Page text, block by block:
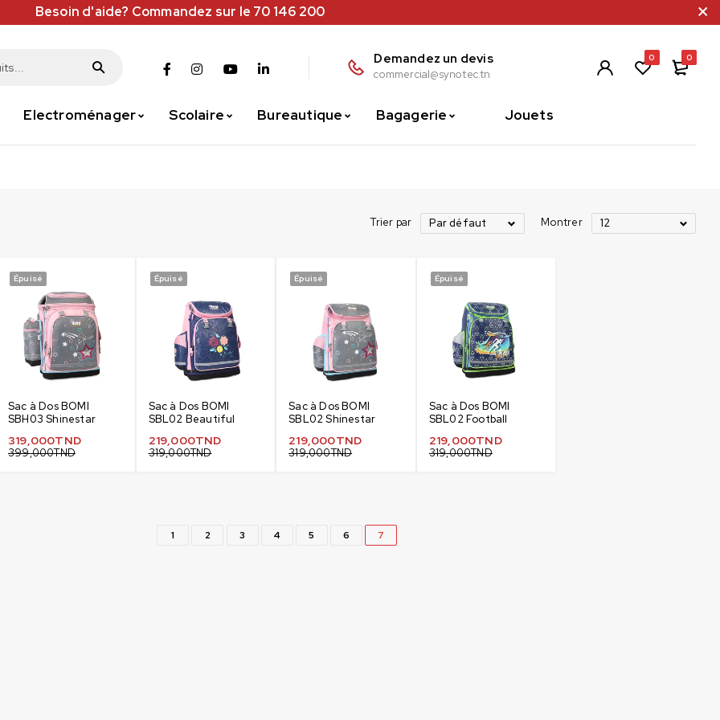
Besoin d'aide? Commandez sur le 70 146 200
Demandez un devis
commercial@synotec.tn
0 0
Electroménager Scolaire Bureautique Bagagerie Jouets
Trier par Par défaut Montrer 12
Épuisé
Sac à Dos BOMI
SBH03 Shinestar
399,000TND
319,000TND
Épuisé
Sac à Dos BOMI
SBL02 Beautiful
319,000TND
219,000TND
Épuisé
Sac à Dos BOMI
SBL02 Shinestar
319,000TND
219,000TND
Épuisé
Sac à Dos BOMI
SBL02 Football
319,000TND
219,000TND
1 2 3 4 5 6 7